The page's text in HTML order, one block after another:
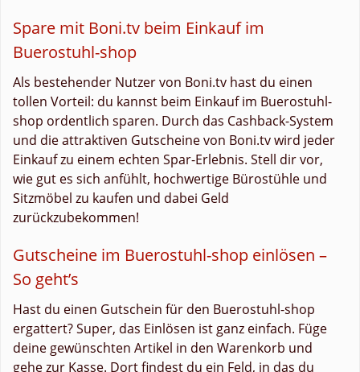
Spare mit Boni.tv beim Einkauf im
Buerostuhl-shop
Als bestehender Nutzer von Boni.tv hast du einen
tollen Vorteil: du kannst beim Einkauf im Buerostuhl-
shop ordentlich sparen. Durch das Cashback-System
und die attraktiven Gutscheine von Boni.tv wird jeder
Einkauf zu einem echten Spar-Erlebnis. Stell dir vor,
wie gut es sich anfühlt, hochwertige Bürostühle und
Sitzmöbel zu kaufen und dabei Geld
zurückzubekommen!
Gutscheine im Buerostuhl-shop einlösen –
So geht’s
Hast du einen Gutschein für den Buerostuhl-shop
ergattert? Super, das Einlösen ist ganz einfach. Füge
deine gewünschten Artikel in den Warenkorb und
gehe zur Kasse. Dort findest du ein Feld, in das du